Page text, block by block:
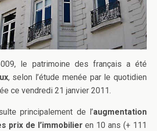
le patrimoine des français a été
, selon l’étude menée par le quotidien
ce vendredi 21 janvier 2011.
principalement de l’augmentation
prix de l’immobilieren 10 ans (+ 111